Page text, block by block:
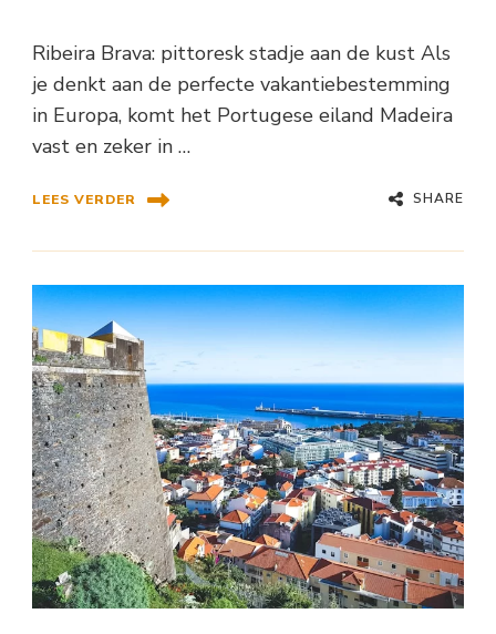
Ribeira Brava: pittoresk stadje aan de kust Als
je denkt aan de perfecte vakantiebestemming
in Europa, komt het Portugese eiland Madeira
vast en zeker in …
LEES VERDER SHARE